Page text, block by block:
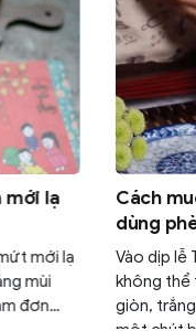
lạ
mới lạ
mùi
đơn
Cách
dùng
Vào dịp lễ
không thể
giòn,